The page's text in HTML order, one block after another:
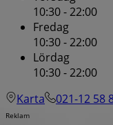
10:30 - 22:00
Fredag
10:30 - 22:00
Lördag
10:30 - 22:00
Karta
021-12 58
Reklam